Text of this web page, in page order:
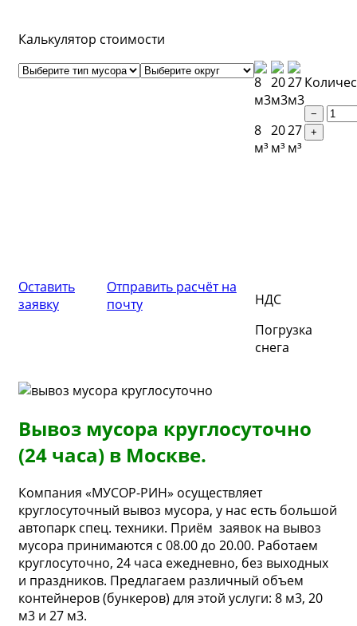
Калькулятор стоимости
8
м³
20
м³
27
м³
−
+
Оставить
заявку
Отправить расчёт на
почту
НДС
Погрузка
снега
Вывоз мусора круглосуточно
(24 часа) в Москве.
Компания «МУСОР-РИН» осуществляет
круглосуточный вывоз мусора, у нас есть большой
автопарк спец. техники. Приём заявок на вывоз
мусора принимаются с 08.00 до 20.00. Работаем
круглосуточно, 24 часа ежедневно, без выходных
и праздников. Предлагаем различный объем
контейнеров (бункеров) для этой услуги: 8 м3, 20
м3 и 27 м3.